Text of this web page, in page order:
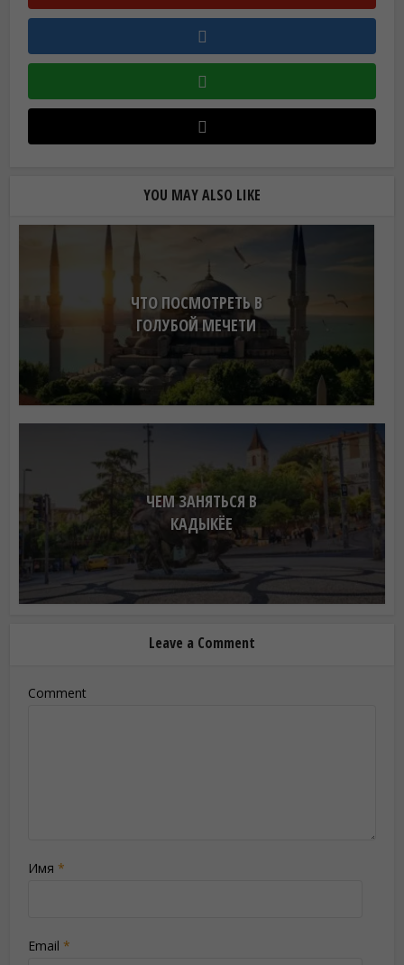
YOU MAY ALSO LIKE
ЧТО ПОСМОТРЕТЬ В
ГОЛУБОЙ МЕЧЕТИ
ЧЕМ ЗАНЯТЬСЯ В
КАДЫКЁЕ
Leave a Comment
Comment
Имя*
Email*